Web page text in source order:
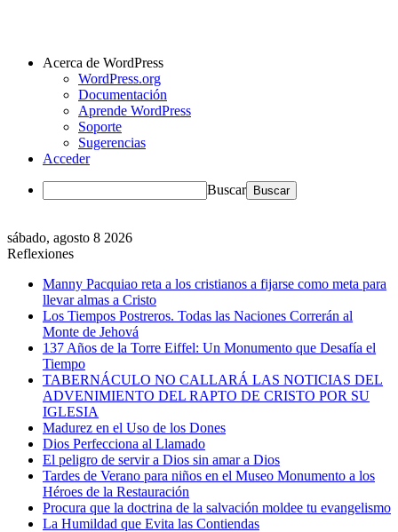
Acerca de WordPress
WordPress.org
Documentación
Aprende WordPress
Soporte
Sugerencias
Acceder
Buscar
sábado, agosto 8 2026
Reflexiones
Manny Pacquiao reta a los cristianos a fijarse como meta para
llevar almas a Cristo
Los Tiempos Postreros. Todas las Naciones Correrán al
Monte de Jehová
137 Años de la Torre Eiffel: Un Monumento que Desafía el
Tiempo
TABERNÁCULO NO CALLARÁ LAS NOTICIAS DEL
ADVENIMIENTO DEL RAPTO DE CRISTO POR SU
IGLESIA
Madurez en el Uso de los Dones
Dios Perfecciona al Llamado
El peligro de servir a Dios sin amar a Dios
Tardes de Verano para niños en el Museo Monumento a los
Héroes de la Restauración
Procura que la doctrina de la salvación moldee tu evangelismo
La Humildad que Evita las Contiendas